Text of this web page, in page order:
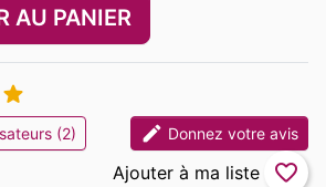
AU PANIER

(2) edit Donnez votre avis
favorite_border